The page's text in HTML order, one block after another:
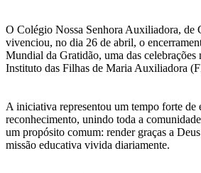
O Colégio Nossa Senhora Auxiliadora, de
vivenciou, no dia 26 de abril, o
Mundial da Gratidão, uma das
Instituto das Filhas de Maria Auxiliadora
A iniciativa representou um tempo forte de
reconhecimento, unindo toda a
um propósito comum: render graças a
missão educativa vivida diariamente.